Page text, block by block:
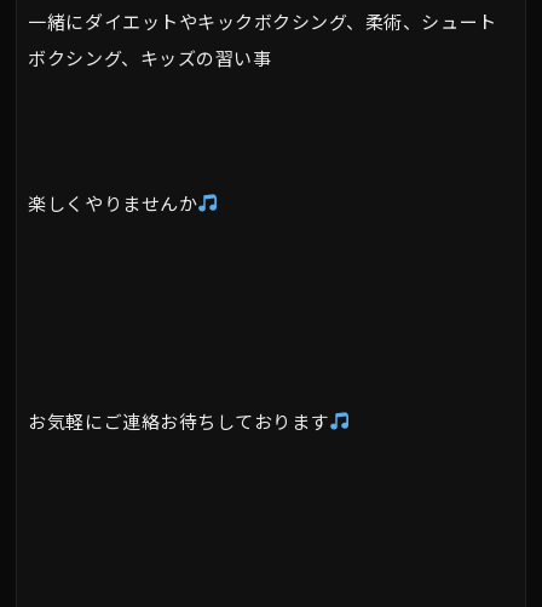
一緒にダイエットやキックボクシング、柔術、シュート
ボクシング、キッズの習い事
楽しくやりませんか
お気軽にご連絡お待ちしております